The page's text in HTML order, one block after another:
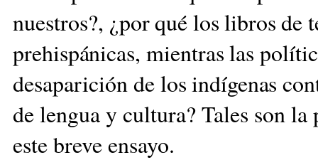
nuestros?, ¿por qué los libros de
prehispánicas, mientraslas
desaparición delos indígenas
de lengua y cultura? Tales sonla
este breve ensayo.